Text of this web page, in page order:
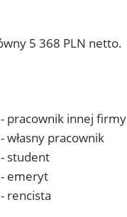
5 368 PLN netto.
pracownik innej firmy
pracownik
student
emeryt
rencista